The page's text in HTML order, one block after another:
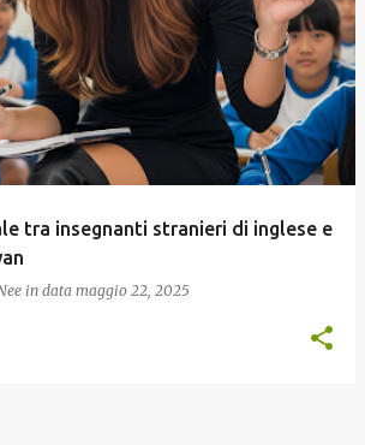
tra insegnanti stranieri di inglese e
in data maggio 22, 2025